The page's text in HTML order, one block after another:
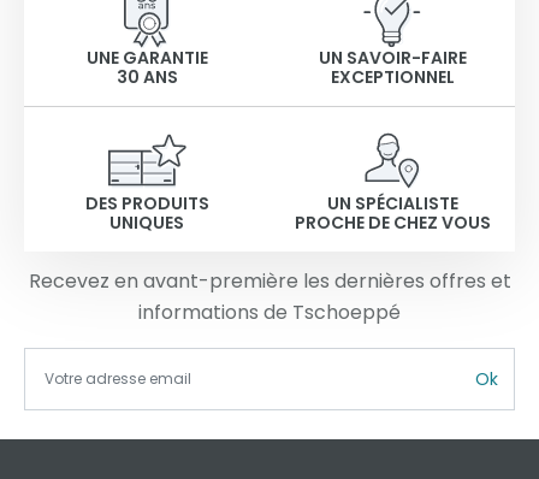
UNE GARANTIE
30 ANS
UN SAVOIR-FAIRE
EXCEPTIONNEL
DES PRODUITS
UNIQUES
UN SPÉCIALISTE
PROCHE DE CHEZ VOUS
Recevez en avant-première les dernières offres et
informations de Tschoeppé
Ok